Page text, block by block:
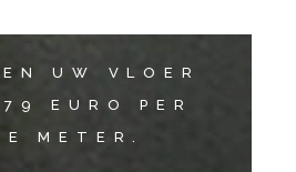
UW VLOER
EURO PER
METER.